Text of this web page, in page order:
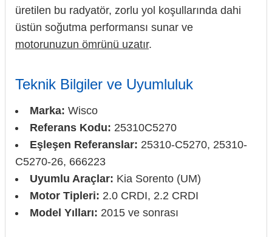
üretilen bu radyatör, zorlu yol koşullarında dahi
üstün soğutma performansı sunar ve
motorunuzun ömrünü uzatır.
Teknik Bilgiler ve Uyumluluk
Marka: Wisco
Referans Kodu: 25310C5270
Eşleşen Referanslar: 25310-C5270, 25310-
C5270-26, 666223
Uyumlu Araçlar: Kia Sorento (UM)
Motor Tipleri: 2.0 CRDI, 2.2 CRDI
Model Yılları: 2015 ve sonrası